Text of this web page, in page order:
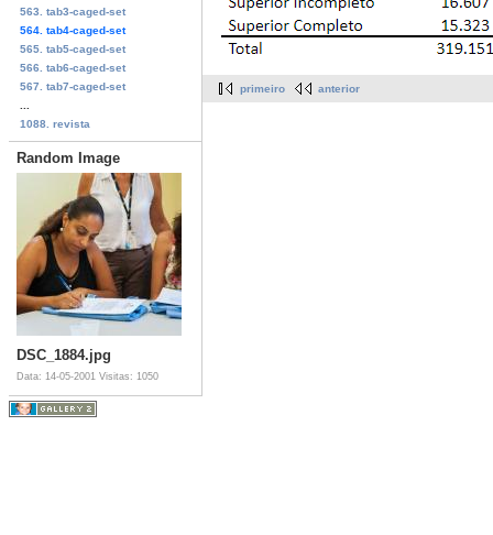
563. tab3-caged-set
564. tab4-caged-set
565. tab5-caged-set
566. tab6-caged-set
567. tab7-caged-set
1088. revista
Random Image
DSC_1884.jpg
Data: 14-05-2001 Visitas: 1050
primeiro anterior